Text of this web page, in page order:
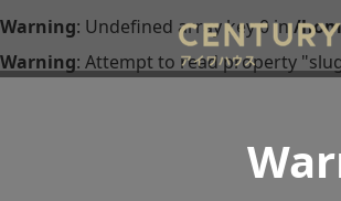
Warning: Undefined array key 0 in/
Warning: Attempt to read property